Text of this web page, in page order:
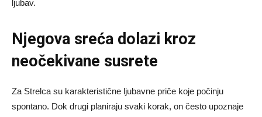
ljubav.
Njegova sreća dolazi kroz
neočekivane susrete
Za Strelca su karakteristične ljubavne priče koje počinju
spontano. Dok drugi planiraju svaki korak, on često upoznaje